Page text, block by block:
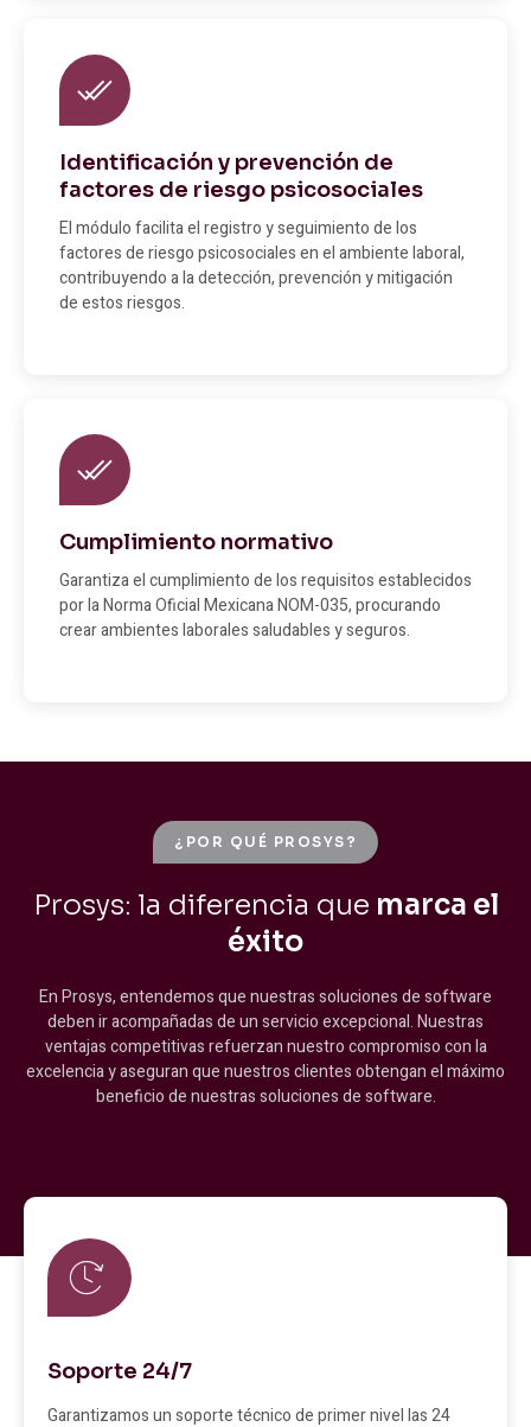
Identificación y prevención de
factores de riesgo psicosociales
El módulo facilita el registro y seguimiento de los
factores de riesgo psicosociales en el ambiente laboral,
contribuyendo a la detección, prevención y mitigación
de estos riesgos.
Cumplimiento normativo
Garantiza el cumplimiento de los requisitos establecidos
por la Norma Oficial Mexicana NOM-035, procurando
crear ambientes laborales saludables y seguros.
¿POR QUÉ PROSYS?
Prosys: la diferencia que marca el
éxito
En Prosys, entendemos que nuestras soluciones de software
deben ir acompañadas de un servicio excepcional. Nuestras
ventajas competitivas refuerzan nuestro compromiso con la
excelencia y aseguran que nuestros clientes obtengan el máximo
beneficio de nuestras soluciones de software.
Soporte 24/7
Garantizamos un soporte técnico de primer nivel las 24